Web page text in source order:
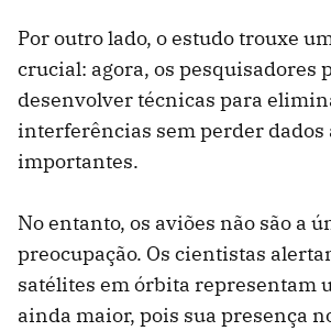
Por outro lado, o estudo trouxe
crucial: agora, os pesquisadores
desenvolver técnicas para
interferências sem perder dados
importantes.
No entanto, os aviões não são a
preocupação. Os cientistas
satélites em órbita representam
ainda maior, pois sua presença